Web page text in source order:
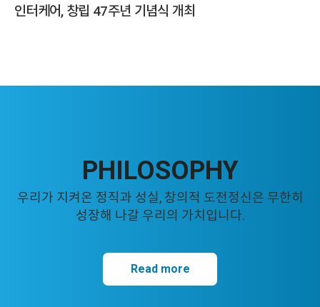
인터케어, 창립 47주년 기념식 개최
PHILOSOPHY
우리가 지켜온 정직과 성실, 창의적 도전정신은 무한히
성장해 나갈 우리의 가치입니다.
Read more